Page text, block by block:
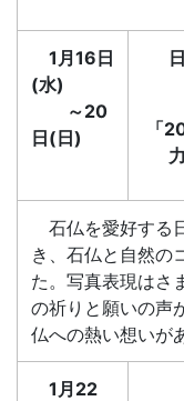
1月16日
(水)
～20
日(日)
「
石仏を愛好する
き、石仏と自然の
た。写真表現はさ
の祈りと願いの声
仏への熱い想いが
1月22